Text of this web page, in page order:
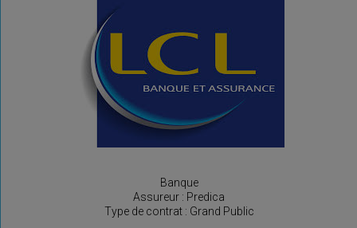
Banque
Assureur : Predica
Type de contrat : Grand Public